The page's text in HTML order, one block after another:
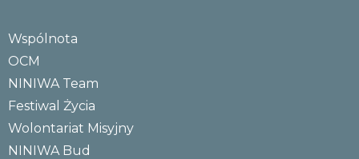
Wspólnota
OCM
NINIWA Team
Festiwal Życia
Wolontariat Misyjny
NINIWA Bud